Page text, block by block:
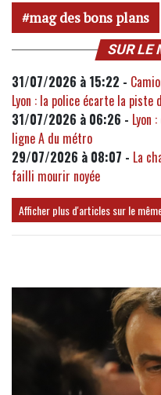
mag des bons plans
SUR LE
31/07/2026 à 15:22 -
Lyon : la police écarte la piste
31/07/2026 à 06:26 - Lyon
ligne A du métro
29/07/2026 à 08:07 - La
failli mourir noyée
Afficher plus d'articles sur le